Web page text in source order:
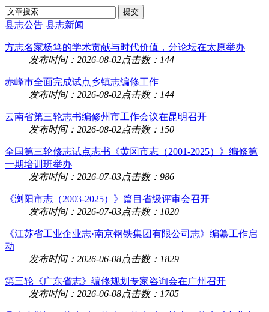
县志公告 县志新闻
方志名家杨笃的学术贡献与时代价值，分论坛在太原举办
发布时间：2026-08-02点击数：144
赤峰市全面完成试点乡镇志编修工作
发布时间：2026-08-02点击数：144
云南省第三轮志书编修州市工作会议在昆明召开
发布时间：2026-08-02点击数：150
全国第三轮修志试点志书《黄冈市志（2001-2025）》编修第
一期培训班举办
发布时间：2026-07-03点击数：986
《浏阳市志（2003-2025）》篇目省级评审会召开
发布时间：2026-07-03点击数：1020
《江苏省工业企业志·南京钢铁集团有限公司志》编纂工作启
动
发布时间：2026-06-08点击数：1829
第三轮《广东省志》编修规划专家咨询会在广州召开
发布时间：2026-06-08点击数：1705